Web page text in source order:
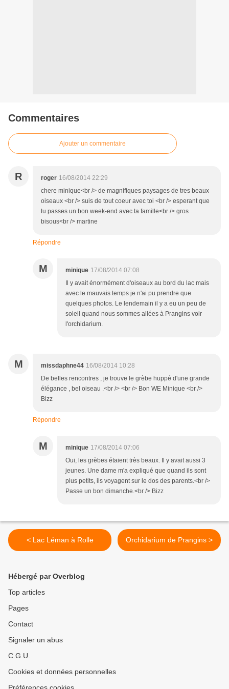
Commentaires
Ajouter un commentaire
R roger 16/08/2014 22:29
chere minique<br /> de magnifiques paysages de tres beaux
oiseaux <br /> suis de tout coeur avec toi <br /> esperant que
tu passes un bon week-end avec ta famille<br /> gros
bisous<br /> martine
Répondre
M minique 17/08/2014 07:08
Il y avait énormément d'oiseaux au bord du lac mais
avec le mauvais temps je n'ai pu prendre que
quelques photos. Le lendemain il y a eu un peu de
soleil quand nous sommes allées à Prangins voir
l'orchidarium.
M missdaphne44 16/08/2014 10:28
De belles rencontres , je trouve le grèbe huppé d'une grande
élégance , bel oiseau .<br /> <br /> Bon WE Minique <br />
Bizz
Répondre
M minique 17/08/2014 07:06
Oui, les grèbes étaient très beaux. Il y avait aussi 3
jeunes. Une dame m'a expliqué que quand ils sont
plus petits, ils voyagent sur le dos des parents.<br />
Passe un bon dimanche.<br /> Bizz
< Lac Léman à Rolle Orchidarium de Prangins >
Hébergé par Overblog
Top articles
Pages
Contact
Signaler un abus
C.G.U.
Cookies et données personnelles